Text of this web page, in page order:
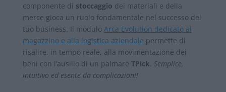
componente di stoccaggio dei materiali e della
merce gioca un ruolo fondamentale nel successo del
tuo business. Il modulo Arca Evolution dedicato al
magazzino e alla logistica aziendale permette di
risalire, in tempo reale, alla movimentazione dei
beni con l’ausilio di un palmare TPick. Semplice,
intuitivo ed esente da complicazioni!